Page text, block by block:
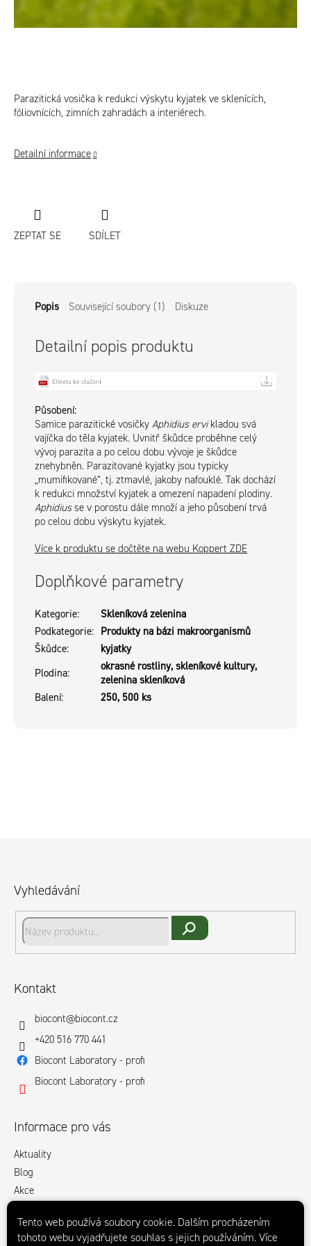
Tento web používá soubory cookie. Dalším procházením
tohoto webu vyjadřujete souhlas s jejich používáním. Více
Parazitická vosička k redukci výskytu kyjatek ve sklenících,
fóliovnících, zimních zahradách a interiérech.
Detailní informace
ZEPTAT SE SDÍLET
Popis Související soubory (1) Diskuze
Detailní popis produktu
Působení:
Samice parazitické vosičky Aphidius ervikladou svá
vajíčka do těla kyjatek. Uvnitř škůdce proběhne celý
vývoj parazita a po celou dobu vývoje je škůdce
znehybněn. Parazitované kyjatky jsou typicky
„mumifikované“, tj. ztmavlé, jakoby nafouklé. Tak dochází
k redukci množství kyjatek a omezení napadení plodiny.
Aphidiusse v porostu dále množí a jeho působení trvá
po celou dobu výskytu kyjatek.
Více k produktu se dočtěte na webu Koppert ZDE
Doplňkové parametry
Kategorie:
Skleníková zelenina
Podkategorie: Produkty na bázi makroorganismů
Škůdce:
kyjatky
Plodina:
okrasné rostliny, skleníkové kultury,
zelenina skleníková
Balení: 250, 500 ks
Vyhledávání
Kontakt
biocont@biocont.cz
+420 516 770 441
Biocont Laboratory - profi
Biocont Laboratory - profi
Informace pro vás
Aktuality
Blog
Akce
Podmínky ochrany osobních údajů